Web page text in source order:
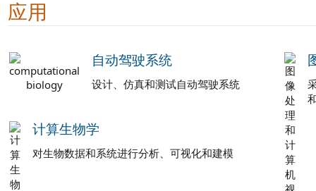
应用
自动驾驶系统
设计、仿真和测试自动驾驶系统
计算生物学
对生物数据和系统进行分析、可视化和建模